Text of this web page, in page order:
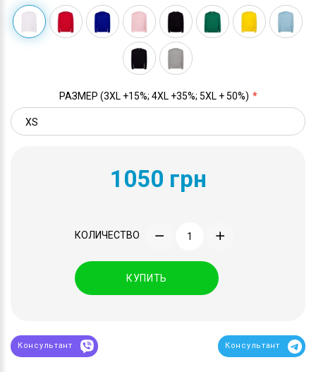
РАЗМЕР (3XL +15%; 4XL +35%; 5XL + 50%)
1050 грн
КОЛИЧЕСТВО
КУПИТЬ
Консультант Консультант